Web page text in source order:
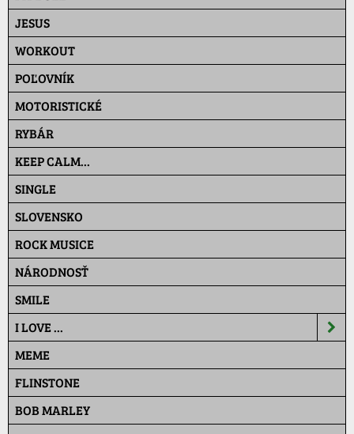
JESUS
WORKOUT
POĽOVNÍK
MOTORISTICKÉ
RYBÁR
KEEP CALM...
SINGLE
SLOVENSKO
ROCK MUSICE
NÁRODNOSŤ
SMILE
I LOVE ...
MEME
FLINSTONE
BOB MARLEY